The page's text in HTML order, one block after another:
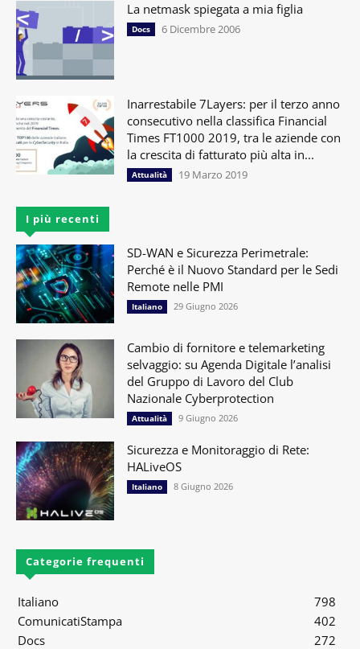
La netmask spiegata a mia figlia
Docs 6 Dicembre 2006
Inarrestabile 7Layers: per il terzo anno
consecutivo nella classifica Financial
Times FT1000 2019, tra le aziende con
la crescita di fatturato più alta in...
Attualità 19 Marzo 2019
I più recenti
SD-WAN e Sicurezza Perimetrale:
Perché è il Nuovo Standard per le Sedi
Remote nelle PMI
Italiano 29 Giugno 2026
Cambio di fornitore e telemarketing
selvaggio: su Agenda Digitale l’analisi
del Gruppo di Lavoro del Club
Nazionale Cyberprotection
Attualità 9 Giugno 2026
Sicurezza e Monitoraggio di Rete:
HALiveOS
Italiano 8 Giugno 2026
Categorie frequenti
Italiano
798
ComunicatiStampa
402
Docs
272